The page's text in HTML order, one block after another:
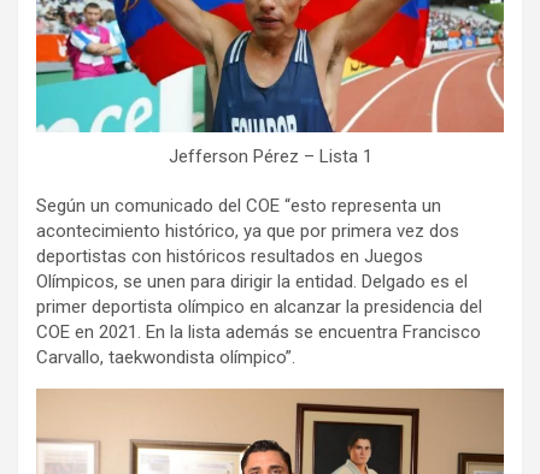
Jefferson Pérez – Lista 1
Según un comunicado del COE “esto representa un
acontecimiento histórico, ya que por primera vez dos
deportistas con históricos resultados en Juegos
Olímpicos, se unen para dirigir la entidad. Delgado es el
primer deportista olímpico en alcanzar la presidencia del
COE en 2021. En la lista además se encuentra Francisco
Carvallo, taekwondista olímpico”.